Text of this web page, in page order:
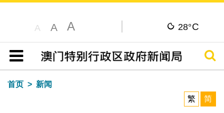
A A A 28°C
目录
搜寻
首页
新闻
繁
简